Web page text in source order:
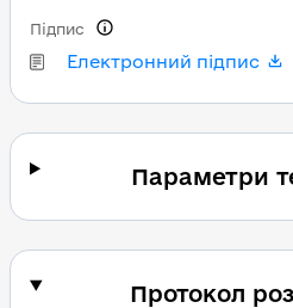
Електронний підпис
Підпис
Параметри
Протокол